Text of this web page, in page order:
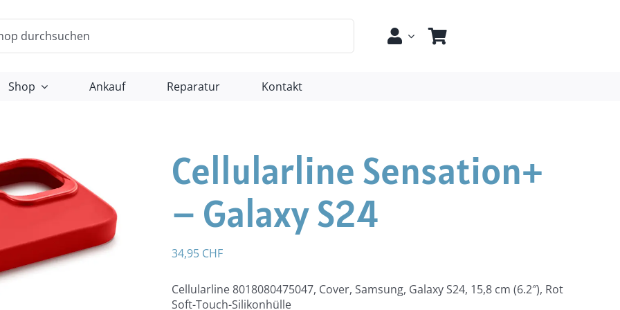
Shop Ankauf Reparatur Kontakt
Cellularline Sensation+
– Galaxy S24
34,95 CHF
Cellularline 8018080475047, Cover, Samsung, Galaxy S24, 15,8 cm (6.2″), Rot
Soft-Touch-Silikonhülle